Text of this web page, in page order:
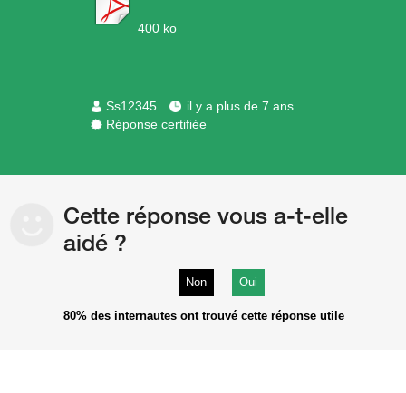
400 ko
Ss12345
il y a plus de 7 ans
Réponse certifiée
Cette réponse vous a-t-elle
aidé ?
Non Oui
80% des internautes ont trouvé cette réponse utile